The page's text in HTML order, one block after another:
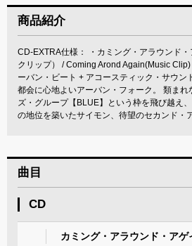
商品紹介
CD-EXTRA仕様： ・カミング・アラウンド・
クリップ） / Coming Arond Again(Music
ーバン・ビート + アコースティック・サウン
都会に心地よいアーバン・フォーク。 類まれ
ズ・グループ【BLUE】という枠を飛び越え
の地位を築いたサイモン、待望のセカンド・
曲目
CD
カミング・アラウンド・アゲ